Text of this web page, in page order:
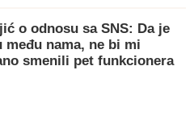
o odnosu sa SNS: Da je
među nama, ne bi mi
smenili pet funkcionera